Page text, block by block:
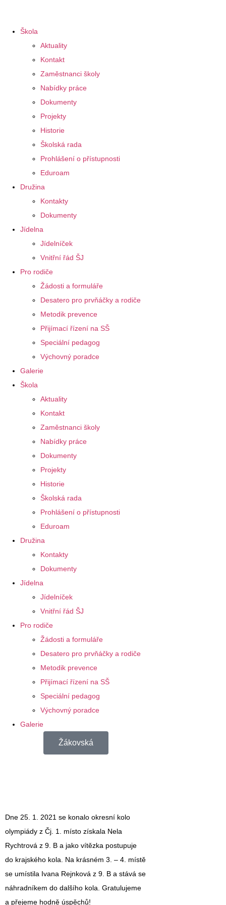
Škola
Aktuality
Kontakt
Zaměstnanci školy
Nabídky práce
Dokumenty
Projekty
Historie
Školská rada
Prohlášení o přístupnosti
Eduroam
Družina
Kontakty
Dokumenty
Jídelna
Jídelníček
Vnitřní řád ŠJ
Pro rodiče
Žádosti a formuláře
Desatero pro prvňáčky a rodiče
Metodik prevence
Přijímací řízení na SŠ
Speciální pedagog
Výchovný poradce
Galerie
Škola
Aktuality
Kontakt
Zaměstnanci školy
Nabídky práce
Dokumenty
Projekty
Historie
Školská rada
Prohlášení o přístupnosti
Eduroam
Družina
Kontakty
Dokumenty
Jídelna
Jídelníček
Vnitřní řád ŠJ
Pro rodiče
Žádosti a formuláře
Desatero pro prvňáčky a rodiče
Metodik prevence
Přijímací řízení na SŠ
Speciální pedagog
Výchovný poradce
Galerie
Žákovská
Dne 25. 1. 2021 se konalo okresní kolo
olympiády z Čj. 1. místo získala Nela
Rychtrová z 9. B a jako vítězka postupuje
do krajského kola. Na krásném 3. – 4. místě
se umístila Ivana Rejnková z 9. B a stává se
náhradníkem do dalšího kola. Gratulujeme
a přejeme hodně úspěchů!